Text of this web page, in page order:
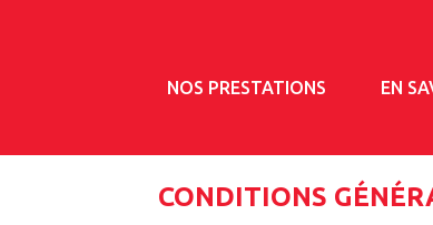
NOS PRESTATIONS EN
CONDITIONS